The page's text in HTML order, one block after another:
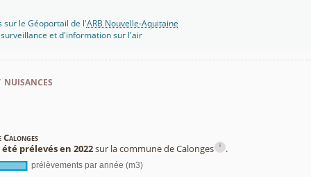
sur le Géoportail de l'ARB Nouvelle-Aquitaine
surveillance et d'information sur l'air
Calonges
prélevés en 2022sur la commune de Calonges i .